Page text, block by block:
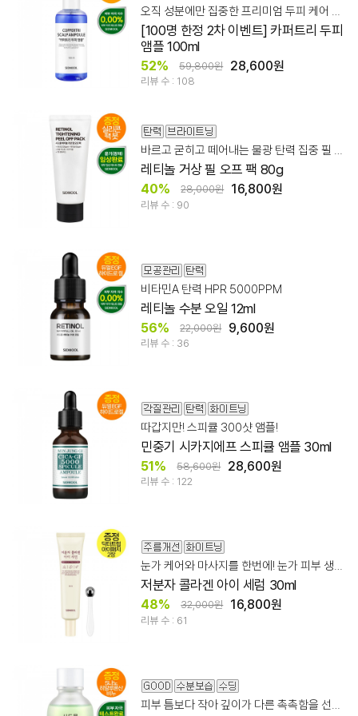
오직 성분에만 집중한 프리미엄 두피 케어 앰플
[100명 한정 2차 이벤트] 카퍼트리 두피
앰플 100ml
52% 59,800원 28,600원
리뷰 수 : 108
바르고 굳히고 떼어내는 물광 탄력 집중 필 오프 팩
레티놀 거상 필 오프 팩 80g
40% 28,000원 16,800원
리뷰 수 : 90
비타민A 탄력 HPR 5000PPM
레티놀 수분 오일 12ml
56% 22,000원 9,600원
리뷰 수 : 36
따갑지만! 스피큘 300샷 앰플!
민중기 시카지에프 스피큘 앰플 30ml
51% 58,600원 28,600원
리뷰 수 : 122
눈가 케어와 마사지를 한번에! 눈가 피부 생기/탄력 케어
저분자 콜라겐 아이 세럼 30ml
48% 32,000원 16,800원
리뷰 수 : 61